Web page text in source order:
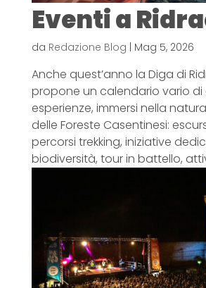
Eventi a
da Redazione Blog Mag 5, 2026
Anche quest’anno la Diga di
propone un calendario vario
esperienze, immersi nella
delle Foreste Casentinesi:
percorsi trekking, iniziative
biodiversità, tour in battello,